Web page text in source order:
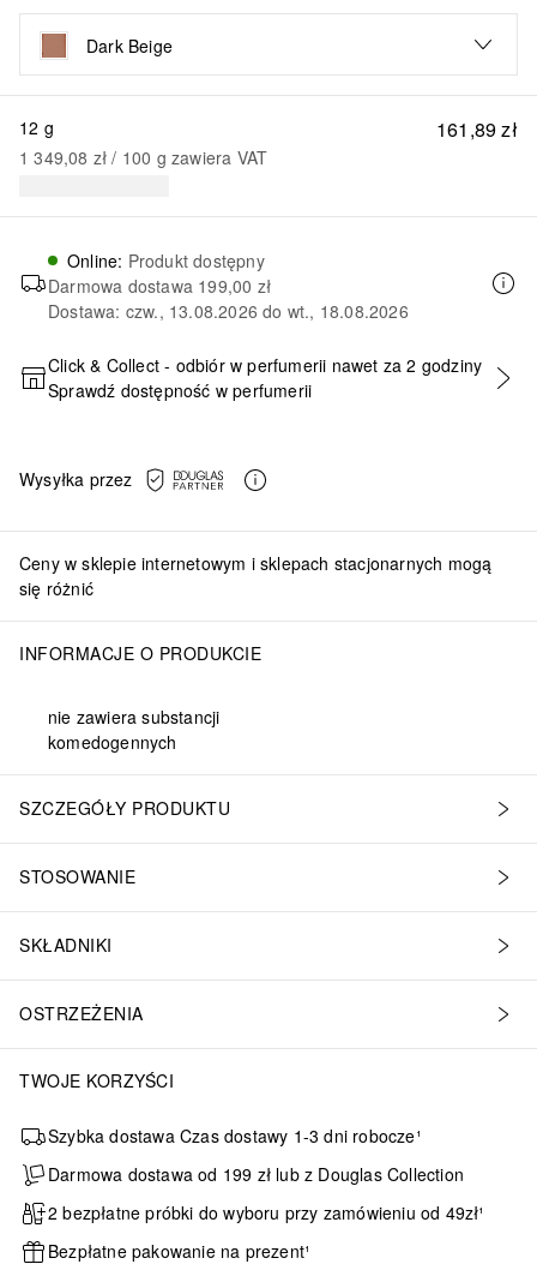
Dark Beige
161,89 zł
12 g
1 349,08 zł / 100 g zawiera VAT
Online: Produkt dostępny
Darmowa dostawa 199,00 zł
Dostawa: czw., 13.08.2026 do wt., 18.08.2026
DODAJ DO KOSZYKA
Click & Collect - odbiór w perfumerii nawet za 2 godziny
Sprawdź dostępność w perfumerii
Wysyłka przez
Ceny w sklepie internetowym i sklepach stacjonarnych mogą
się różnić
INFORMACJE O PRODUKCIE
nie zawiera substancji
komedogennych
SZCZEGÓŁY PRODUKTU
STOSOWANIE
SKŁADNIKI
OSTRZEŻENIA
TWOJE KORZYŚCI
Szybka dostawa Czas dostawy 1-3 dni robocze¹
Darmowa dostawa od 199 zł lub z Douglas Collection
2 bezpłatne próbki do wyboru przy zamówieniu od 49zł¹
Bezpłatne pakowanie na prezent¹